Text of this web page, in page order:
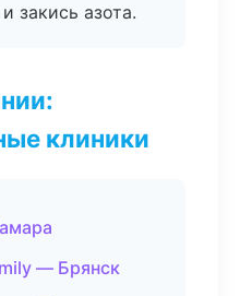
закись азота.
клиники
— Брянск